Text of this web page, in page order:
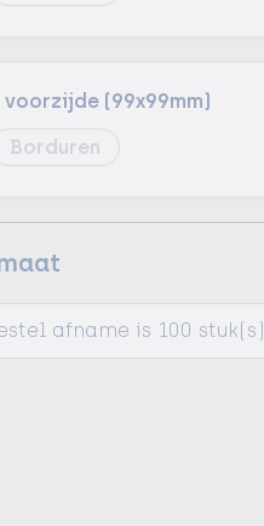
(99x99mm)
Borduren
afname is 100 stuk(s)